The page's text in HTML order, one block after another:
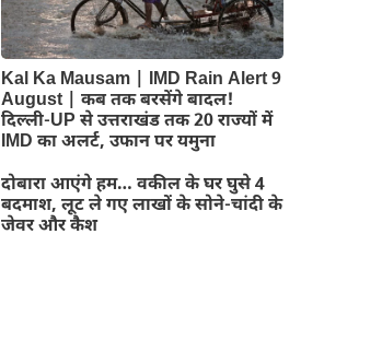
Kal Ka Mausam | IMD Rain Alert 9
August | कब तक बरसेंगे बादल!
दिल्ली-UP से उत्तराखंड तक 20 राज्यों में
IMD का अलर्ट, उफान पर यमुना
दोबारा आएंगे हम… वकील के घर घुसे 4
बदमाश, लूट ले गए लाखों के सोने-चांदी के
जेवर और कैश